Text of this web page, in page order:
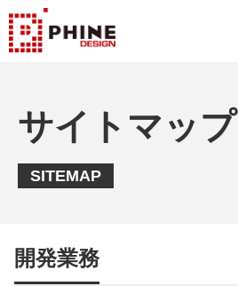
サイトマップ
SITEMAP
開発業務